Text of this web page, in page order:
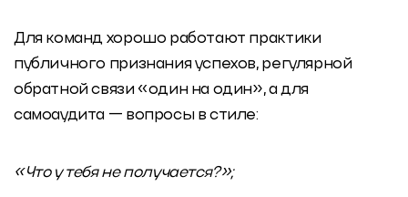
Для команд хорошо работают практики
публичного признания успехов, регулярной
обратной связи «один на один», а для
самоаудита — вопросы в стиле:
«Что у тебя не получается?»;